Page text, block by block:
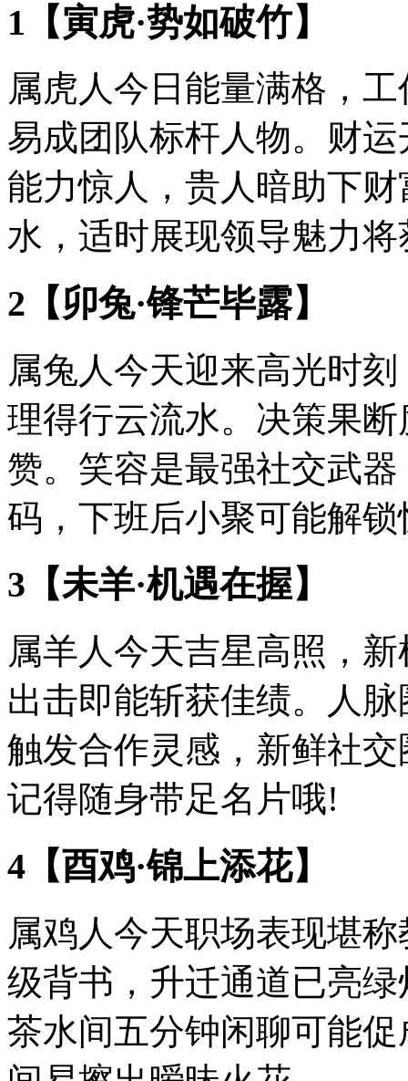
1【寅虎·势如破竹】
属虎人今日能量满格，
易成团队标杆人物。财
能力惊人，贵人暗助下
水，适时展现领导魅力
2【卯兔·锋芒毕露】
属兔人今天迎来高光时
理得行云流水。决策果
赞。笑容是最强社交武
码，下班后小聚可能解
3【未羊·机遇在握】
属羊人今天吉星高照，
出击即能斩获佳绩。人
触发合作灵感，新鲜社
记得随身带足名片哦!
4【酉鸡·锦上添花】
属鸡人今天职场表现堪
级背书，升迁通道已亮
茶水间五分钟闲聊可能